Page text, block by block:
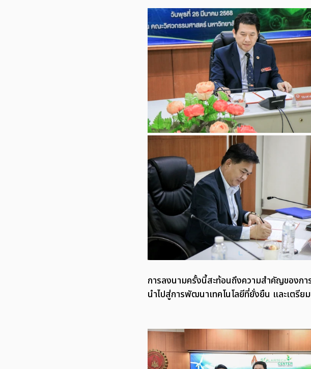
การลงนามครั้งนี้สะท้อนถึงความสำคัญของกา
นำไปสู่การพัฒนาเทคโนโลยีที่ยั่งยืน และเตรี